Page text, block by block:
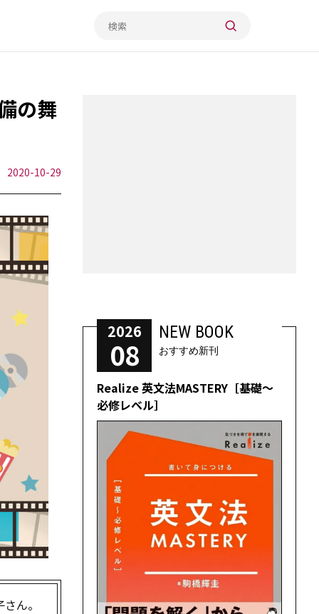
の舞
2020-10-29
ん。
2026
08
NEW BOOK
おすすめ新刊
Realize 英文法MASTERY［基礎～
必修レベル］